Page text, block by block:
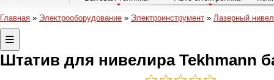
Главная » Электрооборудование » Электроинструмент » Лазерный
Штатив для нивелира Tekhmann